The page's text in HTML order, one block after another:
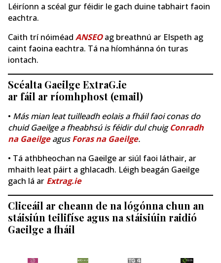
Léiríonn a scéal gur féidir le gach duine tabhairt faoin
eachtra.
Caith trí nóiméad ANSEOag breathnú ar Elspeth ag
caint faoina eachtra. Tá na híomhánna ón turas
iontach.
Scéalta Gaeilge ExtraG.ie
ar fáil ar ríomhphost (email)
• Más mian leat tuilleadh eolais a fháil faoi conas do
chuid Gaeilge a fheabhsú is féidir dul chuigConradh
na GaeilgeagusForas na Gaeilge.
• Tá athbheochan na Gaeilge ar siúl faoi láthair, ar
mhaith leat páirt a ghlacadh. Léigh beagán Gaeilge
gach lá ar Extrag.ie
Cliceáil ar cheann de na lógónna chun an
stáisiún teilifíse agus na stáisiúin raidió
Gaeilge a fháil